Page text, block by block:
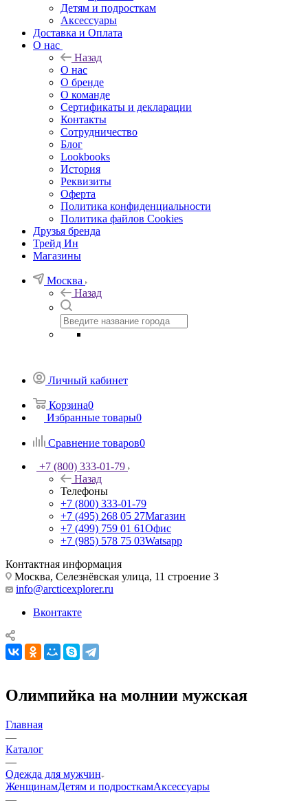
Детям и подросткам
Аксессуары
Доставка и Оплата
О нас
Назад
О нас
О бренде
О команде
Сертификаты и декларации
Контакты
Сотрудничество
Блог
Lookbooks
История
Реквизиты
Оферта
Политика конфиденциальности
Политика файлов Cookies
Друзья бренда
Трейд Ин
Магазины
Москва
Назад
Личный кабинет
Корзина0
Избранные товары0
Сравнение товаров0
+7 (800) 333-01-79
Назад
Телефоны
+7 (800) 333-01-79
+7 (495) 268 05 27Магазин
+7 (499) 759 01 61Офис
+7 (985) 578 75 03Watsapp
Контактная информация
Москва, Селезнёвская улица, 11 строение 3
info@arcticexplorer.ru
Вконтакте
Олимпийка на молнии мужская
Главная
—
Каталог
—
Одежда для мужчин
ЖенщинамДетям и подросткамАксессуары
—